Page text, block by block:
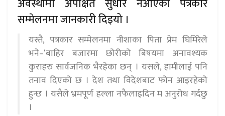
अवस्थामा अपेक्षित सुधार नआएको पत्रकार
सम्मेलनमा जानकारी दिइयो ।
यस्तै, पत्रकार सम्मेलनमा नीशाका पिता प्रेम घिमिरेले
भने–‘बाहिर बजारमा छोरीको बिषयमा अनावश्यक
कुराहरु सार्वजनिक भैरहेका छन् । यसले, हामीलाई पनि
तनाव दिएको छ । देश तथा विदेशबाट फोन आइरहेको
हुन्छ । यसैले भ्रमपूर्ण हल्ला नफैलाइदिन म अनुरोध गर्दछु
।